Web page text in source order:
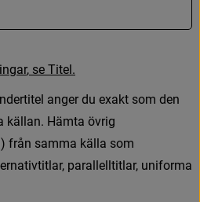
ingar, se Titel.
ndertitel anger du exakt som den
källan. Hämta övrig
) från samma källa som
ernativtitlar, parallelltitlar, uniforma